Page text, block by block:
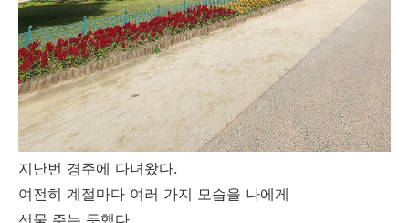
지난번 경주에 다녀왔다.
여전히 계절마다 여러 가지 모습을 나에게
선물 주는 듯했다.